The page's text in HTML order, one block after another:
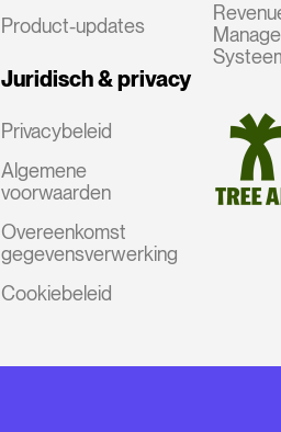
Product-updates
Juridisch & privacy
Privacybeleid
Algemene
voorwaarden
Overeenkomst
gegevensverwerking
Cookiebeleid